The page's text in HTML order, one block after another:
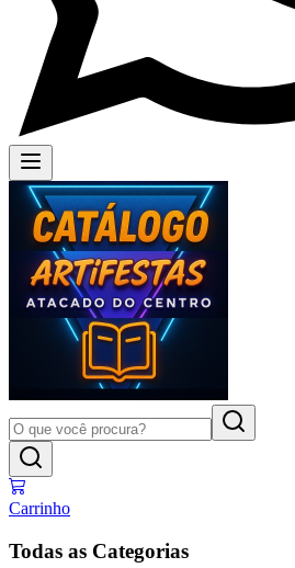
Carrinho
Todas as Categorias